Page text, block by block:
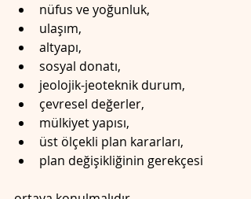
nüfus ve yoğunluk,
ulaşım,
altyapı,
sosyal donatı,
jeolojik-jeoteknik durum,
çevresel değerler,
mülkiyet yapısı,
üst ölçekli plan kararları,
plan değişikliğinin gerekçesi